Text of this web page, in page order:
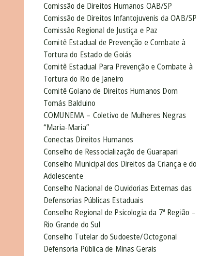
Comissão de Direitos Humanos OAB/SP
Comissão de Direitos Infantojuvenis da OAB/SP
Comissão Regional de Justiça e Paz
Comitê Estadual de Prevenção e Combate à
Tortura do Estado de Goiás
Comitê Estadual Para Prevenção e Combate à
Tortura do Rio de Janeiro
Comitê Goiano de Direitos Humanos Dom
Tomás Balduino
COMUNEMA – Coletivo de Mulheres Negras
“Maria-Maria”
Conectas Direitos Humanos
Conselho de Ressocialização de Guarapari
Conselho Municipal dos Direitos da Criança e do
Adolescente
Conselho Nacional de Ouvidorias Externas das
Defensorias Públicas Estaduais
Conselho Regional de Psicologia da 7ª Região –
Rio Grande do Sul
Conselho Tutelar do Sudoeste/Octogonal
Defensoria Pública de Minas Gerais